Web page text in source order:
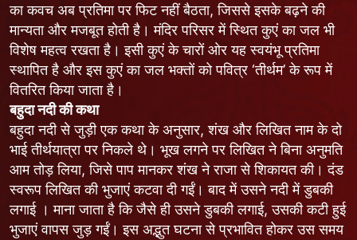
का कवच अब प्रतिमा पर फिट नहीं बैठता, जिससे इसके बढ़ने की
मान्यता और मजबूत होती है। मंदिर परिसर में स्थित कुएं का जल भी
विशेष महत्व रखता है। इसी कुएं के चारों ओर यह स्वयंभू प्रतिमा
स्थापित है और इस कुएं का जल भक्तों को पवित्र ‘तीर्थम’ के रूप में
वितरित किया जाता है।
बहुदा नदी की कथा
बहुदा नदी से जुड़ी एक कथा के अनुसार, शंख और लिखित नाम के दो
भाई तीर्थयात्रा पर निकले थे। भूख लगने पर लिखित ने बिना अनुमति
आम तोड़ लिया, जिसे पाप मानकर शंख ने राजा से शिकायत की। दंड
स्वरूप लिखित की भुजाएं कटवा दी गईं। बाद में उसने नदी में डुबकी
लगाई । माना जाता है कि जैसे ही उसने डुबकी लगाई, उसकी कटी हुई
भुजाएं वापस जुड़ गईं। इस अद्भुत घटना से प्रभावित होकर उस समय